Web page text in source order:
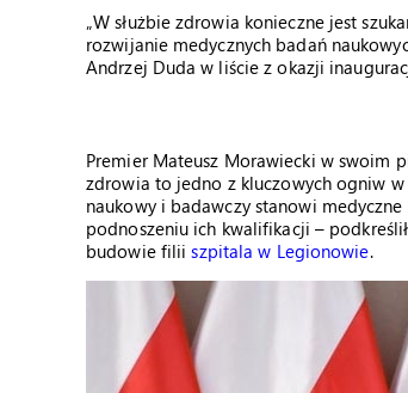
„W służbie zdrowia konieczne jest
rozwijanie medycznych badań
Andrzej Duda w liście z okazji
Premier Mateusz Morawiecki w swoim
zdrowia to jedno z kluczowych ogniw
naukowy i badawczy stanowi medyczne
podnoszeniu ich kwalifikacji –
budowie filiiszpitala w Legionowie.